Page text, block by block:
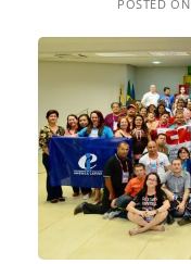
POSTED ON